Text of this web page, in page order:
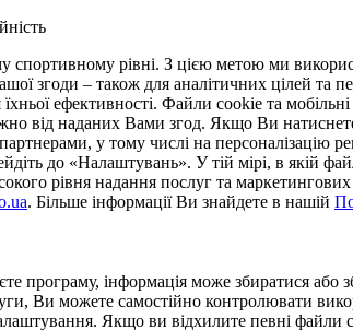
рівні. З цією метою ми
згоди – також для аналітичних цілей та
ефективності. Файли cookie та
від наданих Вами згод. Якщо Ви
у тому числі на персоналізацію
до «Налаштувань». У тій мірі, в якій
рівня надання послуг та
. Більше інформації Ви знайдете в нашій
програму, інформація може збиратися
Ви можете самостійно контролювати
Якщо ви відхилите певні